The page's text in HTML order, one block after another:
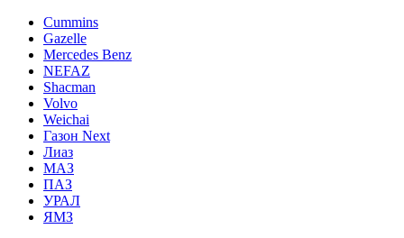
Cummins
Gazelle
Mercedes Benz
NEFAZ
Shacman
Volvo
Weichai
Газон Next
Лиаз
МАЗ
ПАЗ
УРАЛ
ЯМЗ